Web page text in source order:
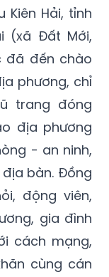
Kiên Hải, tỉnh
(xã Đất Mới,
đã đến chào
phương, chỉ
trang đóng
địa phương
- an ninh,
bàn. Đồng
động viên,
gia đình
cách mạng,
cùng cán